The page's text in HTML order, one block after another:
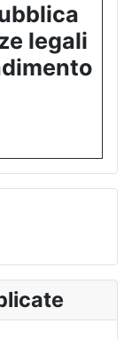
legali